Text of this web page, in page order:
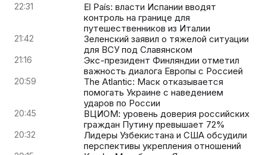
22:31
El País: власти Испании вводят
контроль на границе для
путешественников из Италии
21:42
Зеленский заявил о тяжелой ситуации
для ВСУ под Славянском
21:16
Экс-президент Финляндии отметил
важность диалога Европы с Россией
20:59
The Atlantic: Маск отказывается
помогать Украине с наведением
ударов по России
20:45
ВЦИОМ: уровень доверия российских
граждан Путину превышает 72%
20:32
Лидеры Узбекистана и США обсудили
перспективы укрепления отношений